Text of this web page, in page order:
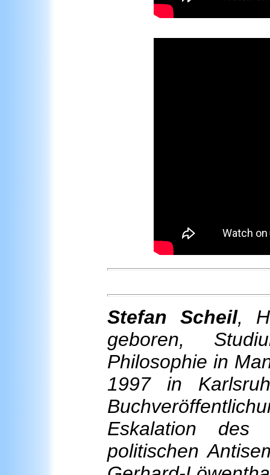
Stefan Scheil,
geboren,
Philosophie in
1997 in
Eskalation des
politischen